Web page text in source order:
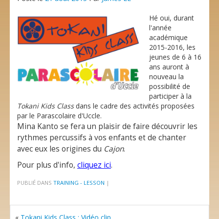
Body Vocal
Atelier d’écriture créative
Atelier pour adultes
Ecriture créative
Multimédias
Vidéo
Hé oui, durant
l'année
académique
2015-2016, les
jeunes de 6 à 16
ans auront à
nouveau la
possibilité de
participer à la
Tokani Kids Classdans le cadre des activités proposées
par le Parascolaire d'Uccle.
Mina Kanto se fera un plaisir de faire découvrir les
rythmes percussifs à vos enfants et de chanter
avec eux les origines du Cajon.
Pour plus d'info, cliquez ici.
PUBLIÉ DANS TRAINING - LESSON |